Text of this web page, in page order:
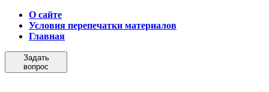
О сайте
Условия перепечатки материалов
Главная
Задать
вопрос